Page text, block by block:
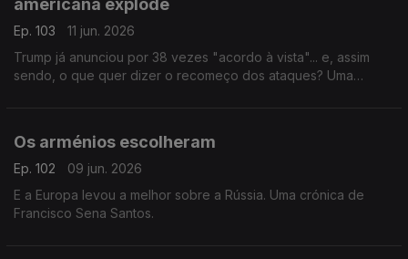
americana explode
Ep. 103
11 jun. 2026
Trump já anunciou por 38 vezes "acordo à vista"... e, assim
sendo, o que quer dizer o recomeço dos ataques? Uma
Os arménios escolheram
Ep. 102
09 jun. 2026
E a Europa levou a melhor sobre a Rússia. Uma crónica de
Francisco Sena Santos.